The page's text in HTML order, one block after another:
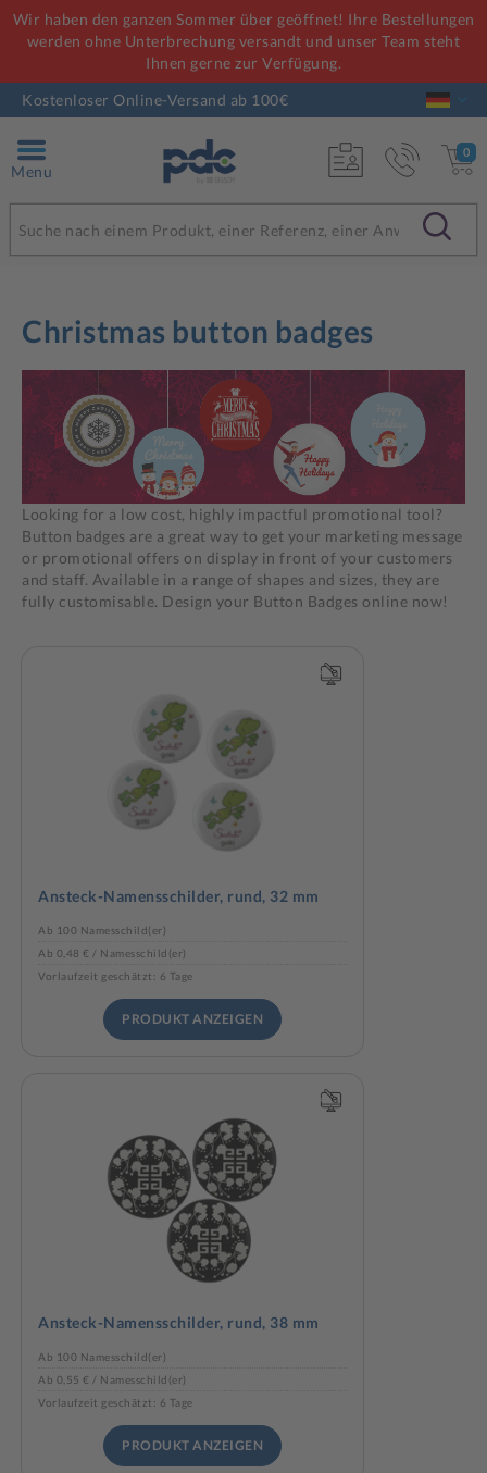
Wir haben den ganzen Sommer über geöffnet! Ihre Bestellungen
werden ohne Unterbrechung versandt und unser Team steht
Ihnen gerne zur Verfügung.
Kostenloser Online-Versand ab 100€
Menu
0
Christmas button badges
Looking for a low cost, highly impactful promotional tool?
Button badges are a great way to get your marketing message
or promotional offers on display in front of your customers
and staff. Available in a range of shapes and sizes, they are
fully customisable. Design your Button Badges online now!
Ansteck-Namensschilder, rund, 32 mm
Ab 100 Namesschild(er)
Ab 0,48 € / Namesschild(er)
Vorlaufzeit geschätzt: 6 Tage
PRODUKT ANZEIGEN
Ansteck-Namensschilder, rund, 38 mm
Ab 100 Namesschild(er)
Ab 0,55 € / Namesschild(er)
Vorlaufzeit geschätzt: 6 Tage
PRODUKT ANZEIGEN